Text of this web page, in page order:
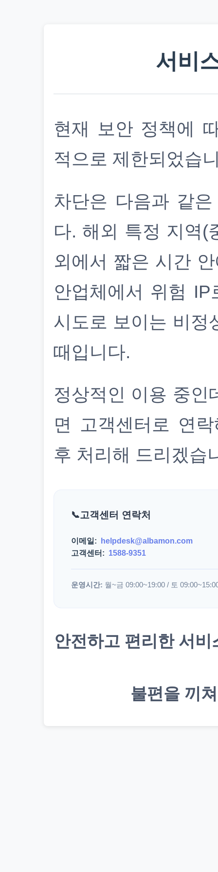
서비
현재 보안 정책에
적으로 제한되었습
차단은 다음과 같
다. 해외 특정 지역(
외에서 짧은 시간
안업체에서 위험
시도로 보이는 비정
때입니다.
정상적인 이용 중인
면 고객센터로 연
후 처리해 드리겠습
고객센터 연락처
이메일:
helpdesk@albamon.com
고객센터: 1588-9351
운영시간: 월~금 09:00~19:00 / 토
안전하고 편리한 서
불편을 끼